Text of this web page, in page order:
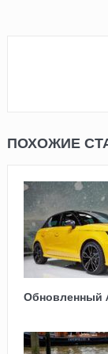
ПОХОЖИЕ
Обновленный